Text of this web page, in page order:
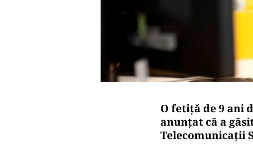
O fetiță de 9 ani
anunțat că a
Telecomunicații